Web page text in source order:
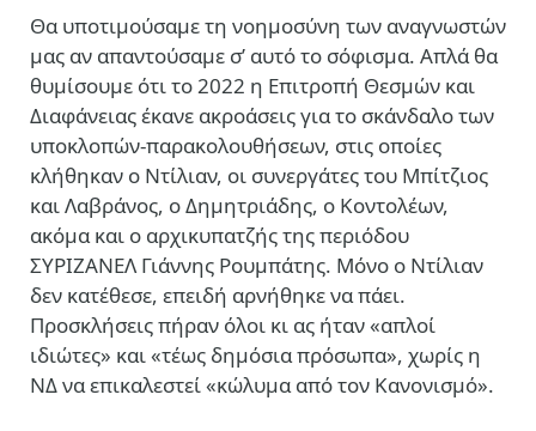
Θα υποτιμούσαμε τη νοημοσύνη των αναγνωστών
μας αν απαντούσαμε σ’ αυτό το σόφισμα. Απλά θα
θυμίσουμε ότι το 2022 η Επιτροπή Θεσμών και
Διαφάνειας έκανε ακροάσεις για το σκάνδαλο των
υποκλοπών-παρακολουθήσεων, στις οποίες
κλήθηκαν ο Ντίλιαν, οι συνεργάτες του Μπίτζιος
και Λαβράνος, ο Δημητριάδης, ο Κοντολέων,
ακόμα και ο αρχικυπατζής της περιόδου
ΣΥΡΙΖΑΝΕΛ Γιάννης Ρουμπάτης. Μόνο ο Ντίλιαν
δεν κατέθεσε, επειδή αρνήθηκε να πάει.
Προσκλήσεις πήραν όλοι κι ας ήταν «απλοί
ιδιώτες» και «τέως δημόσια πρόσωπα», χωρίς η
ΝΔ να επικαλεστεί «κώλυμα από τον Κανονισμό».